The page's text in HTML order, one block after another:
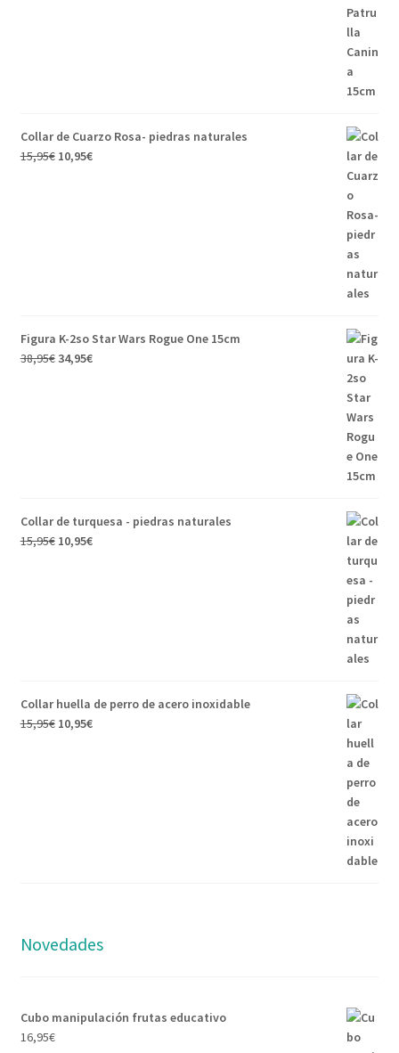
Collar de Cuarzo Rosa- piedras naturales
15,95€ 10,95€
Figura K-2so Star Wars Rogue One 15cm
38,95€34,95€
Collar de turquesa - piedras naturales
15,95€ 10,95€
Collar huella de perro de acero inoxidable
15,95€ 10,95€
Novedades
Cubo manipulación frutas educativo
16,95€